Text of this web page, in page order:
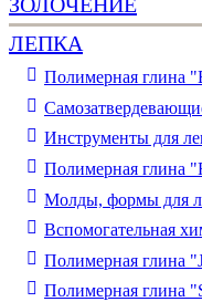
ЛЕПКА
Полимерная глина
Инструменты для
Полимерная глина
Молды, формы для
Вспомогательная
Полимерная глина
Полимерная глина